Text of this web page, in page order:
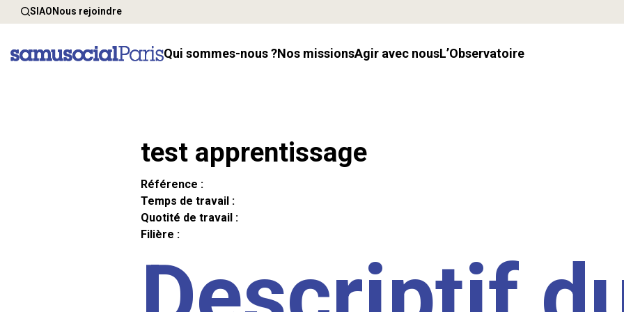
SIAONous rejoindre
Qui sommes-nous ? Nos missions Agir avec nous l’Observatoire
test apprentissage
Référence :
Temps de travail :
Quotité de travail :
Filière :